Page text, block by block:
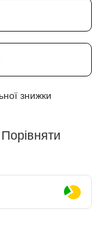
знижки
Порівняти